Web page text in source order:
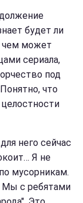
будет ли
чем может
сериала,
под
что
него сейчас
Я не
мусорникам.
Мы с ребятами